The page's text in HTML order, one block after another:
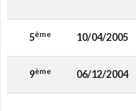
5ème 10/04/2005
9ème 06/12/2004